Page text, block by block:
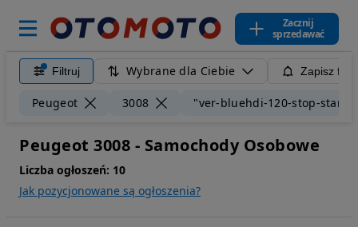
Zacznij
sprzedawać
Filtruj Wybrane dla Ciebie Zapisz
Peugeot 3008 "ver-bluehdi-120-stop-start-
Peugeot 3008 - Samochody Osobowe
Liczba ogłoszeń: 10
Jak pozycjonowane są ogłoszenia?